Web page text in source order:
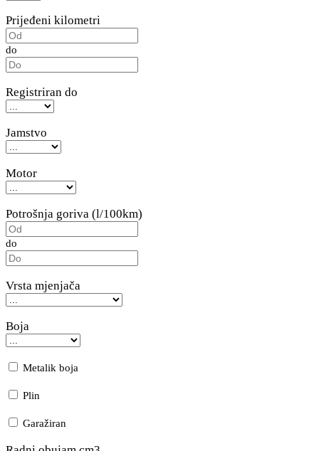
Prijeđeni kilometri
do
Registriran do
Jamstvo
Motor
Potrošnja goriva (l/100km)
do
Vrsta mjenjača
Boja
Metalik boja
Plin
Garažiran